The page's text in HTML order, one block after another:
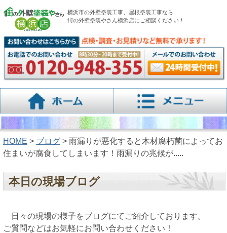
横浜市の外壁塗装工事、屋根塗装工事なら
街の外壁塗装やさん横浜店にご相談ください！
HOME > ブログ> 雨漏りが悪化すると木材腐朽菌によってお
住まいが腐食してしまいます！雨漏りの兆候が.....
本日の現場ブログ
日々の現場の様子をブログにてご紹介しております。
ご質問などはお気軽にお問い合わせください！